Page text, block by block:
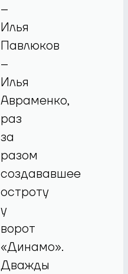
–
Илья
Павлюков
–
Илья
Авраменко,
раз
за
разом
создававшее
остроту
у
ворот
«Динамо».
Дважды